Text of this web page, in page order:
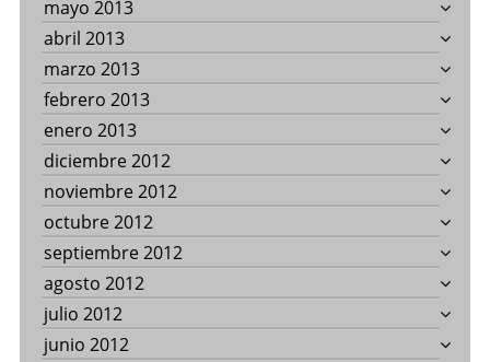
mayo 2013
abril 2013
marzo 2013
febrero 2013
enero 2013
diciembre 2012
noviembre 2012
octubre 2012
septiembre 2012
agosto 2012
julio 2012
junio 2012